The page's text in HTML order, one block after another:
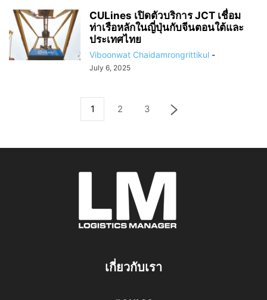
CULines เปิดตัวบริการ JCT เชื่อม
ท่าเรือหลักในญี่ปุ่นกับจีนตอนใต้และ
ประเทศไทย
Viboonwat Chaidamrongrittikul -
July 6, 2025
1 2 3
เกี่ยวกับเรา